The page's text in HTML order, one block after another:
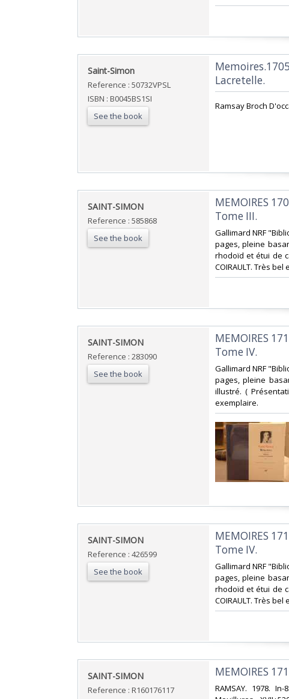
‎Saint-Simon‎
Reference : 50732VPSL
ISBN : B0045BS1SI
See the book
Lacretelle.‎
‎Ramsay Broch
‎SAINT-SIMON‎
Reference : 585868
See the book
‎MEMOIRES
Tome III.‎
‎Gallimard NRF
pages, pleine
rhodoïd et étui de
COIRAULT. Très bel
‎SAINT-SIMON‎
Reference : 283090
See the book
‎MEMOIRES
Tome IV.‎
‎Gallimard NRF
pages, pleine
illustré. (
exemplaire.‎
‎SAINT-SIMON‎
Reference : 426599
See the book
‎MEMOIRES
Tome IV.‎
‎Gallimard NRF
pages, pleine
rhodoïd et étui de
COIRAULT. Très bel
‎SAINT-SIMON‎
Reference : R160176117
‎MEMOIRES
‎RAMSAY. 1978.